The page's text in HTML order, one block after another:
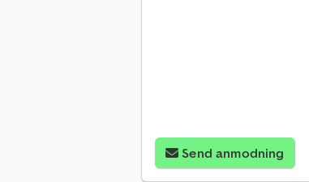
Send anmodning